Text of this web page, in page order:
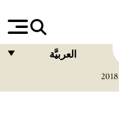
العربيَّة
2018